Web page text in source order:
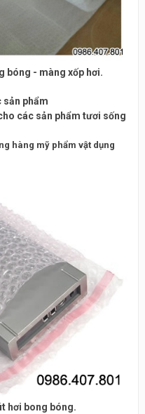
bóng - màng xốp hơi.
sản phẩm
các sản phẩm tươi sống
hàng mỹ phẩm vật dụng
hơi bong bóng.